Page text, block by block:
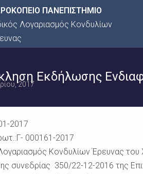
ΠΑΝΕΠΙΣΤΗΜΙΟ
Λογαριασμός Κονδυλίων
Εκδήλωσης
2017
2017
000161-2017
Κονδυλίων Έρευνας
συνεδρίας 350/22-12-2016 της